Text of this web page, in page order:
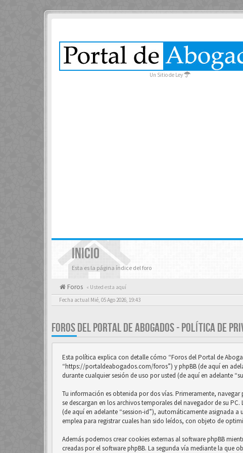
Un Sitio de Ley
INICIO
Esta es la página índice del foro
Foros « Usted esta aquí
Fecha actual Mié, 05 Ago 2026, 19:43
FOROS DEL PORTAL DE ABOGADOS - POLÍTICA DE
Esta política explica con detalle cómo “Foros del Portal de
“https://portaldeabogados.com/foros”) y phpBB (de aquí en
durante cualquier sesión de uso por usted (de aquí en adelante
Tu información es obtenida por dos vías. Primeramente,
se descargan en los archivos temporales del navegador de su
(de aquí en adelante “session-id”), automáticamente asignada
emplea para registrar cuales han sido leídos, con objeto de
Además podemos crear cookies externas al software phpBB
creadas por el software phpBB. La segunda vía mediante la que